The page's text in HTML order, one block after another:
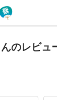
のレビュ